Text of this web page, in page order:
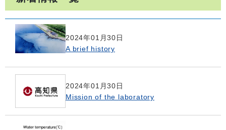
2024年01月30日
A brief history
2024年01月30日
Mission of the laboratory